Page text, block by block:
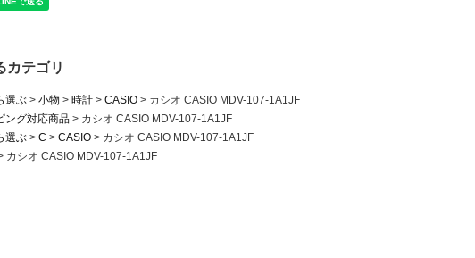
カテゴリ
選ぶ 小物 時計 CASIO
カシオ CASIO MDV-107-1A1JF
ング対応商品
カシオ CASIO MDV-107-1A1JF
選ぶ C CASIO
カシオ CASIO MDV-107-1A1JF
カシオ CASIO MDV-107-1A1JF